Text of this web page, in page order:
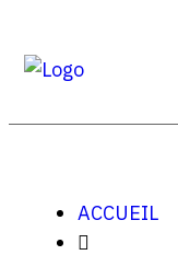
ACCUEIL